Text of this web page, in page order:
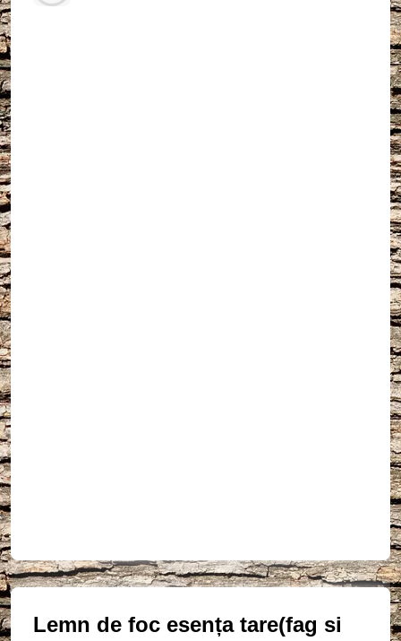
Lemn de foc esența tare(fag si